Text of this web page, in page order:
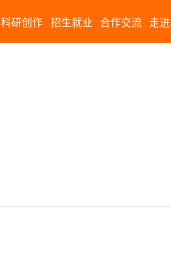
科研创作 招生就业 合作交流 走